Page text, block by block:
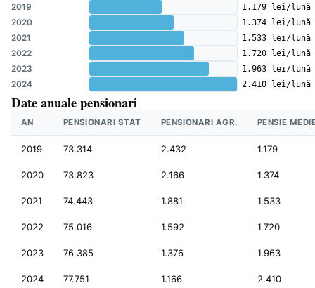
2019
1.179 lei/lună
2020
1.374 lei/lună
2021
1.533 lei/lună
2022
1.720 lei/lună
2023
1.963 lei/lună
2024
2.410 lei/lună
Date anuale pensionari
AN PENSIONARI STAT PENSIONARI AGR. PENSIE
2019 73.314 2.432 1.179
2020 73.823 2.166 1.374
2021 74.443 1.881 1.533
2022 75.016 1.592 1.720
2023 76.385 1.376 1.963
2024 77.751 1.166 2.410